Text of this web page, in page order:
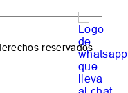
reservados